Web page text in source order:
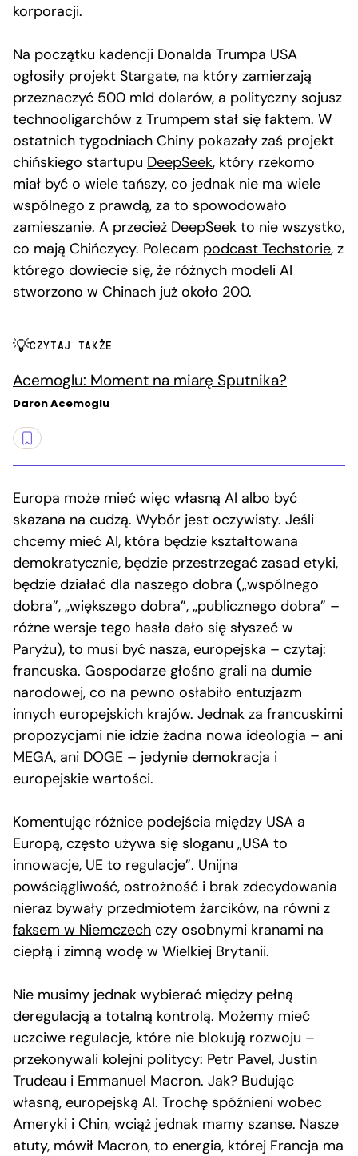
korporacji.
Na początku kadencji Donalda Trumpa USA
ogłosiły projekt Stargate, na który zamierzają
przeznaczyć 500 mld dolarów, a polityczny sojusz
technooligarchów z Trumpem stał się faktem. W
ostatnich tygodniach Chiny pokazały zaś projekt
chińskiego startupu DeepSeek, który rzekomo
miał być o wiele tańszy, co jednak nie ma wiele
wspólnego z prawdą, za to spowodowało
zamieszanie. A przecież DeepSeek to nie wszystko,
co mają Chińczycy. Polecam podcast Techstorie, z
którego dowiecie się, że różnych modeli AI
stworzono w Chinach już około 200.
CZYTAJ TAKŻE
Acemoglu: Moment na miarę Sputnika?
Daron Acemoglu
Europa może mieć więc własną AI albo być
skazana na cudzą. Wybór jest oczywisty. Jeśli
chcemy mieć AI, która będzie kształtowana
demokratycznie, będzie przestrzegać zasad etyki,
będzie działać dla naszego dobra („wspólnego
dobra”, „większego dobra”, „publicznego dobra” –
różne wersje tego hasła dało się słyszeć w
Paryżu), to musi być nasza, europejska – czytaj:
francuska. Gospodarze głośno grali na dumie
narodowej, co na pewno osłabiło entuzjazm
innych europejskich krajów. Jednak za francuskimi
propozycjami nie idzie żadna nowa ideologia – ani
MEGA, ani DOGE – jedynie demokracja i
europejskie wartości.
Komentując różnice podejścia między USA a
Europą, często używa się sloganu „USA to
innowacje, UE to regulacje”. Unijna
powściągliwość, ostrożność i brak zdecydowania
nieraz bywały przedmiotem żarcików, na równi z
faksem w Niemczech czy osobnymi kranami na
ciepłą i zimną wodę w Wielkiej Brytanii.
Nie musimy jednak wybierać między pełną
deregulacją a totalną kontrolą. Możemy mieć
uczciwe regulacje, które nie blokują rozwoju –
przekonywali kolejni politycy: Petr Pavel, Justin
Trudeau i Emmanuel Macron. Jak? Budując
własną, europejską AI. Trochę spóźnieni wobec
Ameryki i Chin, wciąż jednak mamy szanse. Nasze
atuty, mówił Macron, to energia, której Francja ma